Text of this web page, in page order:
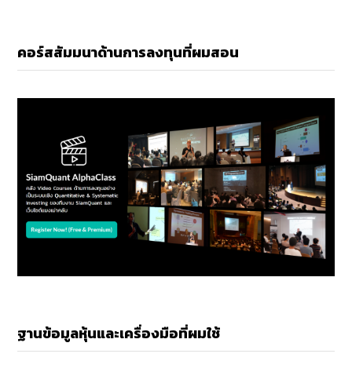
คอร์สสัมมนาด้านการลงทุนที่ผมสอน
ฐานข้อมูลหุ้นและเครื่องมือที่ผมใช้